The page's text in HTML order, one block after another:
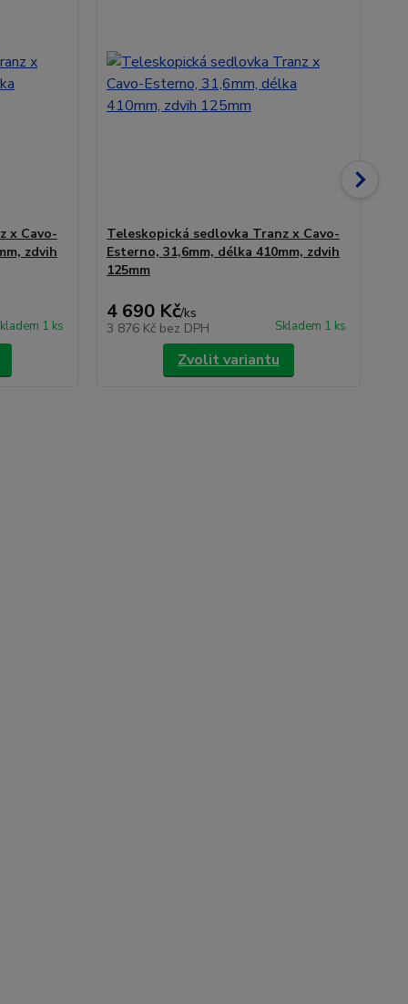
x Cavo-
zdvih
1 ks
Teleskopická sedlovka Tranz x Cavo-
Esterno, 31,6mm, délka 410mm, zdvih
125mm
4 690 Kč/ks
3 876 Kč bez DPH Skladem 1 ks
Zvolit variantu